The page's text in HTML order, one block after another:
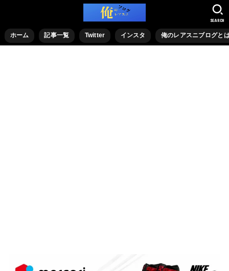
ホーム 記事一覧 Twitter インスタ 俺のレアスニブログと
SEARCH